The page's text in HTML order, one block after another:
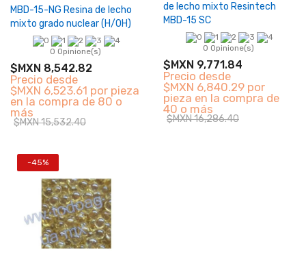
MBD-15-NG Resina de lecho
mixto grado nuclear (H/OH)
0 Opinione(s)
$MXN 8,542.82
Precio desde
$MXN 6,523.61 por pieza
en la compra de 80 o
más
$MXN 15,532.40
de lecho mixto Resintech
MBD-15 SC
0 Opinione(s)
$MXN 9,771.84
Precio desde
$MXN 6,840.29 por
pieza en la compra de
40 o más
$MXN 16,286.40
-45%